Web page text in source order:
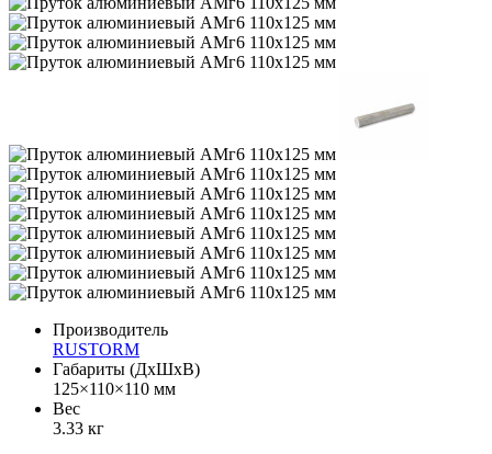
Производитель
RUSTORM
Габариты (ДхШхВ)
125×110×110 мм
Вес
3.33 кг